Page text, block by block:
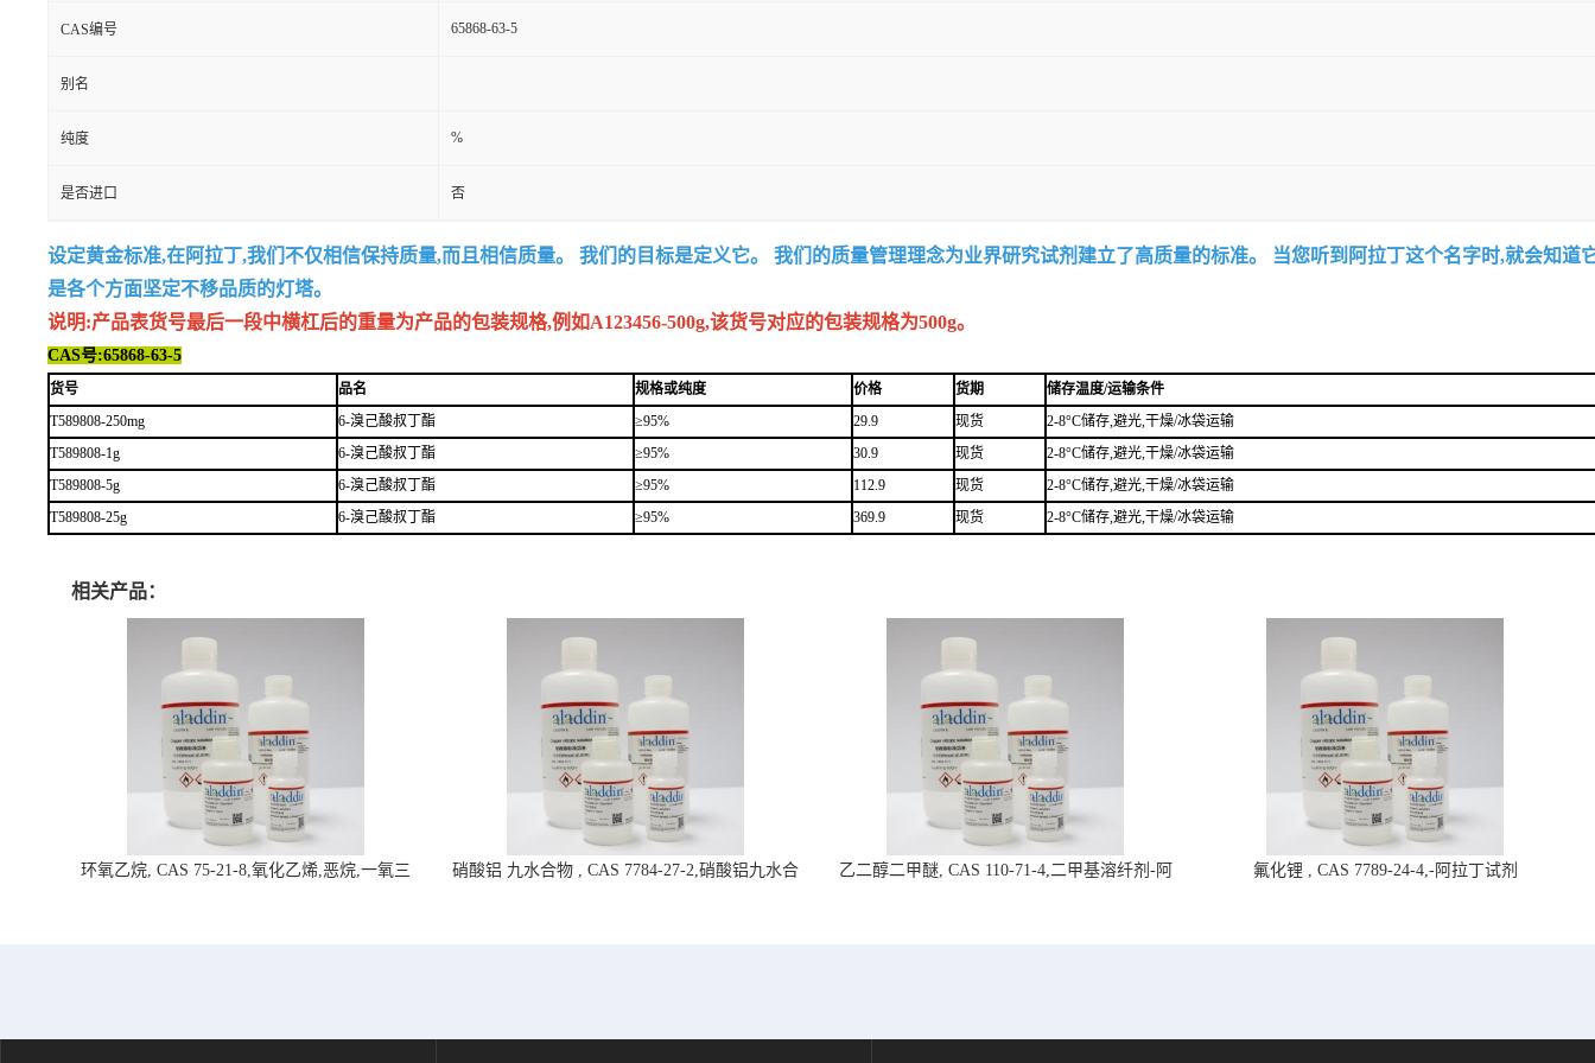
CAS编号 65868-63-5
别名
纯度 %
是否进口 否
设定黄金标准,在阿拉丁,我们不仅相信保持质量,而且相信质量。 我们的目标是定义它。 我们的质量管理理念为业界研究试剂建立了高质量的标准。 当您听到阿拉丁这个名字时,就会知道
是各个方面坚定不移品质的灯塔。
说明:产品表货号最后一段中横杠后的重量为产品的包装规格,例如A123456-500g,该货号对应的包装规格为500g。
CAS号:65868-63-5
货号 品名 规格或纯度 价格 货期
储存温度/运输条件
T589808-250mg
6-溴己酸叔丁酯 ≥95% 29.9 现货
2-8°C储存,避光,干燥/冰袋运输
T589808-1g
6-溴己酸叔丁酯 ≥95% 30.9 现货
2-8°C储存,避光,干燥/冰袋运输
T589808-5g
6-溴己酸叔丁酯 ≥95% 112.9 现货
2-8°C储存,避光,干燥/冰袋运输
T589808-25g
6-溴己酸叔丁酯 ≥95% 369.9 现货 2-8°C储存,避光,干燥/冰袋运输
相关产品：
环氧乙烷, CAS 75-21-8,氧化乙烯,恶烷,一氧三
硝酸铝 九水合物 , CAS 7784-27-2,硝酸铝九水合
乙二醇二甲醚, CAS 110-71-4,二甲基溶纤剂-阿
氟化锂 , CAS 7789-24-4,-阿拉丁试剂